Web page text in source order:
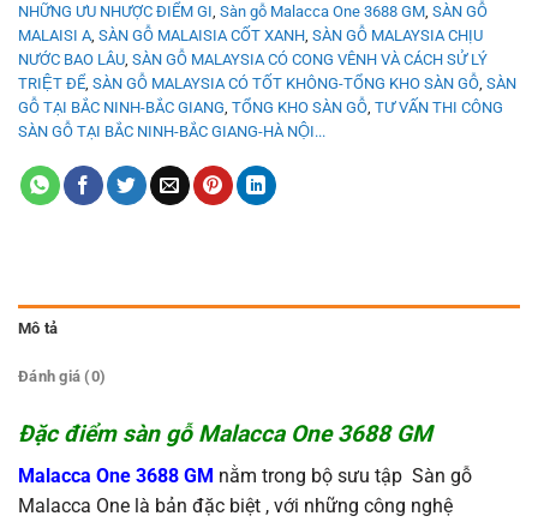
NHỮNG ƯU NHƯỢC ĐIỂM GI Sàn gỗ Malacca One 3688 GM SÀN GỖ
MALAISI A SÀN GỖ MALAISIA CỐT XANH SÀN GỖ MALAYSIA CHỊU
NƯỚC BAO LÂU SÀN GỖ MALAYSIA CÓ CONG VÊNH VÀ CÁCH SỬ LÝ
TRIỆT ĐỂ SÀN GỖ MALAYSIA CÓ TỐT KHÔNG-TỔNG KHO SÀN GỖ SÀN
GỖ TẠI BẮC NINH-BẮC GIANG TỔNG KHO SÀN GỖ TƯ VẤN THI CÔNG
SÀN GỖ TẠI BẮC NINH-BẮC GIANG-HÀ NỘI...
Mô tả
Đánh giá (0)
Đặc điểm sàn gỗ Malacca One 3688 GM
Malacca One 3688 GM nằm trong bộ sưu tập Sàn gỗ
Malacca One là bản đặc biệt , với những công nghệ